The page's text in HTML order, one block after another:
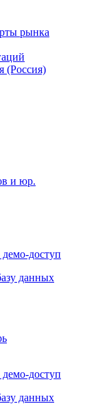
рынка
(Россия)
и юр.
демо-доступ
данных
демо-доступ
данных